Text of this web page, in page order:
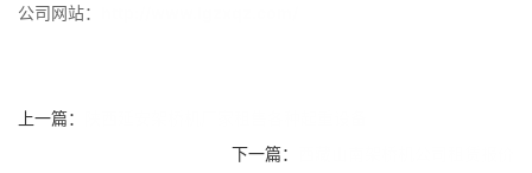
公司网站：
上一篇：
下一篇：